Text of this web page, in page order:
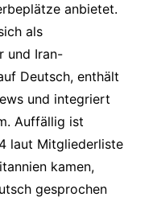
anbietet.
als
und Iran-
Deutsch, enthält
und integriert
Auffällig ist
laut Mitgliederliste
kamen,
gesprochen